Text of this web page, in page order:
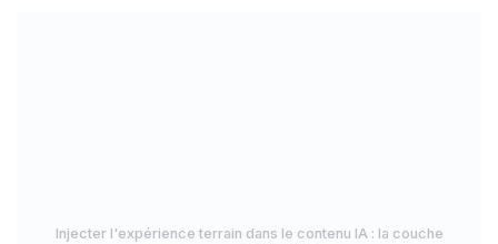
Injecter l'expérience terrain dans le contenu IA : la couche